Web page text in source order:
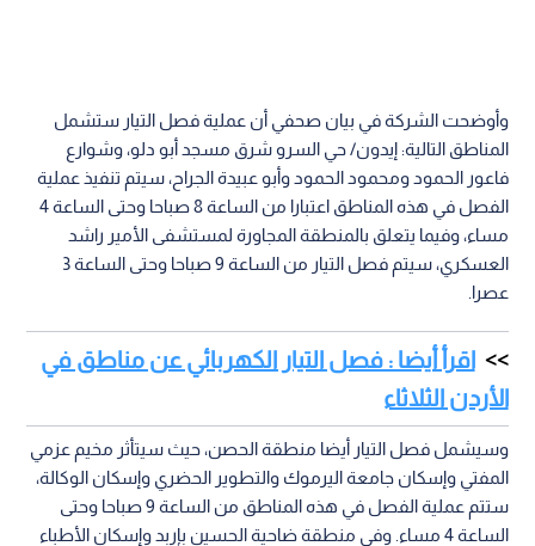
وأوضحت الشركة في بيان صحفي أن عملية فصل التيار ستشمل
المناطق التالية: إيدون/ حي السرو شرق مسجد أبو دلو، وشوارع
فاعور الحمود ومحمود الحمود وأبو عبيدة الجراح، سيتم تنفيذ عملية
الفصل في هذه المناطق اعتبارا من الساعة 8 صباحا وحتى الساعة 4
مساء، وفيما يتعلق بالمنطقة المجاورة لمستشفى الأمير راشد
العسكري، سيتم فصل التيار من الساعة 9 صباحا وحتى الساعة 3
عصرا.
اقرأ أيضا : فصل التيار الكهربائي عن مناطق في
الأردن الثلاثاء
وسيشمل فصل التيار أيضا منطقة الحصن، حيث سيتأثر مخيم عزمي
المفتي وإسكان جامعة اليرموك والتطوير الحضري وإسكان الوكالة،
ستتم عملية الفصل في هذه المناطق من الساعة 9 صباحا وحتى
الساعة 4 مساء. وفي منطقة ضاحية الحسين بإربد وإسكان الأطباء